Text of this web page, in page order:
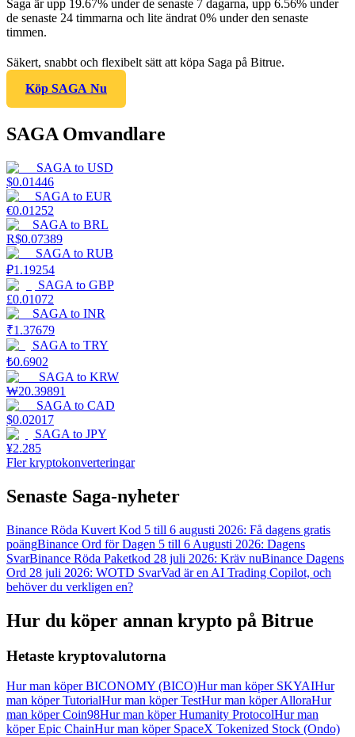
Saga är upp 19.67% under de senaste 7 dagarna, upp 6.56% under
de senaste 24 timmarna och lite ändrat 0% under den senaste
timmen.
Säkert, snabbt och flexibelt sätt att köpa Saga på Bitrue.
Köp SAGA Nu
SAGA Omvandlare
SAGA to USD
$0.01446
SAGA to EUR
€0.01252
SAGA to BRL
R$0.07389
SAGA to RUB
₽1.19254
SAGA to GBP
£0.01072
SAGA to INR
₹1.37679
SAGA to TRY
₺0.6902
SAGA to KRW
₩20.39891
SAGA to CAD
$0.02017
SAGA to JPY
¥2.285
Fler kryptokonverteringar
Senaste Saga-nyheter
Binance Röda Kuvert Kod 5 till 6 augusti 2026: Få dagens gratis
poängBinance Ord för Dagen 5 till 6 Augusti 2026: Dagens
SvarBinance Röda Paketkod 28 juli 2026: Kräv nuBinance Dagens
Ord 28 juli 2026: WOTD SvarVad är en AI Trading Copilot, och
behöver du verkligen en?
Hur du köper annan krypto på Bitrue
Hetaste kryptovalutorna
Hur man köper BICONOMY (BICO)Hur man köper SKYAIHur
man köper TutorialHur man köper TestHur man köper AlloraHur
man köper Coin98Hur man köper Humanity ProtocolHur man
köper Epic ChainHur man köper SpaceX Tokenized Stock (Ondo)